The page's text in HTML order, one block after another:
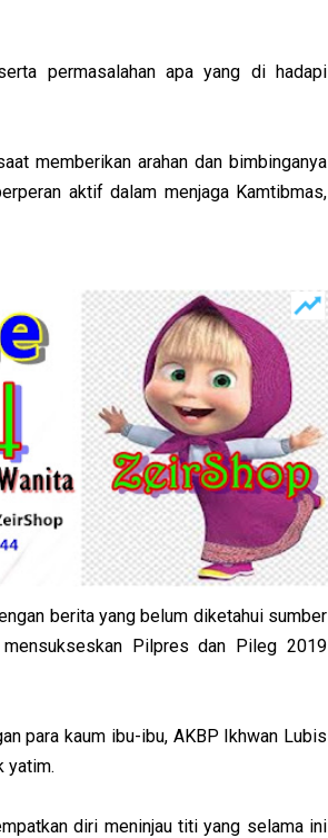
permasalahan apa yang di hadapi
memberikan arahan dan bimbinganya
aktif dalam menjaga Kamtibmas,
berita yang belum diketahui sumber
Pilpres dan Pileg 2019
para kaum ibu-ibu, AKBP Ikhwan Lubis
yatim.
diri meninjau titi yang selama ini